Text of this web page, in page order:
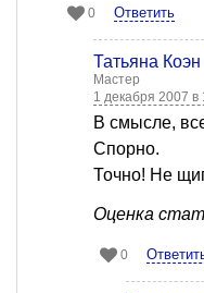
0 Ответить
Татьяна Коэн
Мастер
1 декабря 2007 в
В смысле,
Спорно.
Точно! Не
Оценка
0